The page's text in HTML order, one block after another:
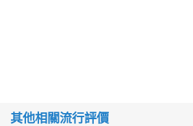
其他相關流行評價